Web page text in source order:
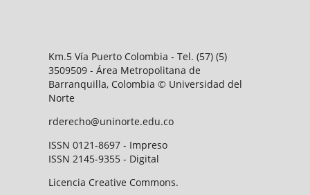
Km.5 Vía Puerto Colombia - Tel. (57) (5)
3509509 - Área Metropolitana de
Barranquilla, Colombia © Universidad del
Norte
rderecho@uninorte.edu.co
ISSN 0121-8697 - Impreso
ISSN 2145-9355 - Digital
Licencia Creative Commons.